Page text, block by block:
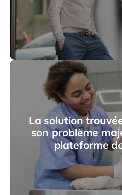
La solution
son problème
plateforme